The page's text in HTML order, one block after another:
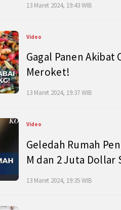
13 Maret 2024, 19:43 WIB
Video
Gagal Panen Akibat
Meroket!
13 Maret 2024, 19:37 WIB
Video
Geledah Rumah
M dan 2 Juta Dollar
13 Maret 2024, 19:35 WIB